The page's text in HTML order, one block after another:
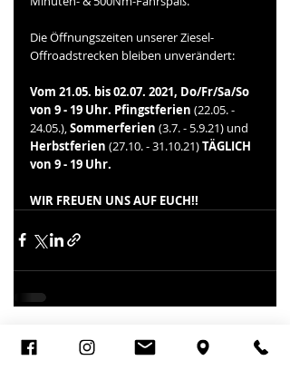
Die Öffnungszeiten unserer Ziesel-
Offroadstrecken bleiben unverändert:
Vom 21.05. bis 02.07. 2021, Do/Fr/Sa/So
von 9 - 19 Uhr. Pfingstferien (22.05. -
24.05.), Sommerferien (3.7. - 5.9.21) und
Herbstferien (27.10. - 31.10.21) TÄGLICH
von 9 - 19 Uhr.
WIR FREUEN UNS AUF EUCH!!